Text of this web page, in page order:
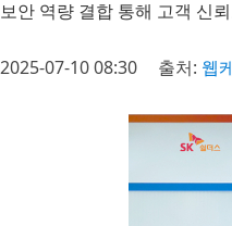
보안 역량 결합 통해 고객 신
2025-07-10 08:30 출처: 웹